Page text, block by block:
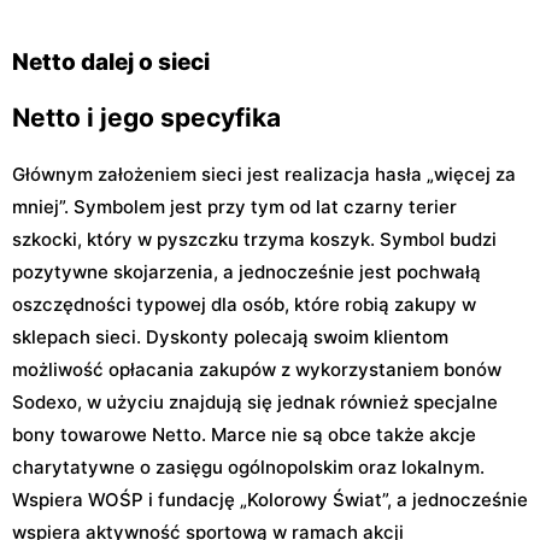
Netto dalej o sieci
Netto i jego specyfika
Głównym założeniem sieci jest realizacja hasła „więcej za
mniej”. Symbolem jest przy tym od lat czarny terier
szkocki, który w pyszczku trzyma koszyk. Symbol budzi
pozytywne skojarzenia, a jednocześnie jest pochwałą
oszczędności typowej dla osób, które robią zakupy w
sklepach sieci. Dyskonty polecają swoim klientom
możliwość opłacania zakupów z wykorzystaniem bonów
Sodexo, w użyciu znajdują się jednak również specjalne
bony towarowe Netto. Marce nie są obce także akcje
charytatywne o zasięgu ogólnopolskim oraz lokalnym.
Wspiera WOŚP i fundację „Kolorowy Świat”, a jednocześnie
wspiera aktywność sportową w ramach akcji